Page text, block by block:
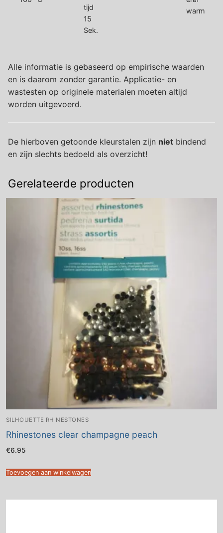
15
Sek.
warm
Alle informatie is gebaseerd op empirische waarden
en is daarom zonder garantie. Applicatie- en
wastesten op originele materialen moeten altijd
worden uitgevoerd.
De hierboven getoonde kleurstalen zijn niet bindend
en zijn slechts bedoeld als overzicht!
Gerelateerde producten
SILHOUETTE RHINESTONES
Rhinestones clear champagne peach
€6.95
Toevoegen aan winkelwagen